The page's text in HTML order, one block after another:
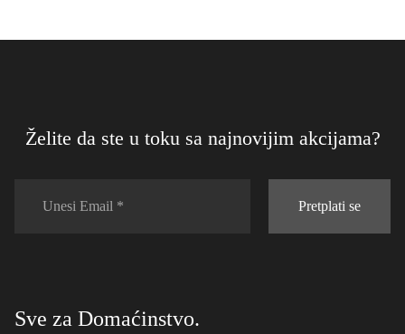
Želite da ste u toku sa najnovijim akcijama?
Pretplati se
Sve za Domaćinstvo.